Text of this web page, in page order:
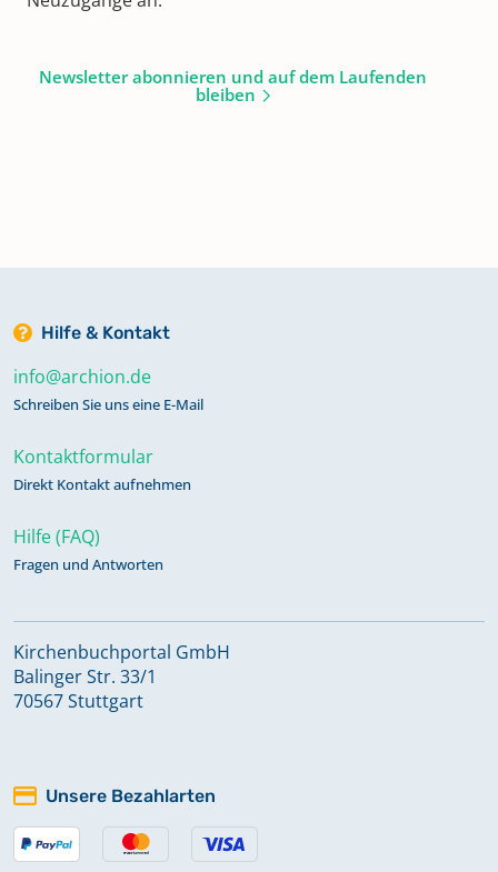
Newsletter abonnieren und auf dem Laufenden
bleiben
Hilfe & Kontakt
info@archion.de
Schreiben Sie uns eine E-Mail
Kontaktformular
Direkt Kontakt aufnehmen
Hilfe (FAQ)
Fragen und Antworten
Kirchenbuchportal GmbH
Balinger Str. 33/1
70567 Stuttgart
Unsere Bezahlarten